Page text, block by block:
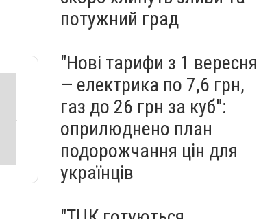
потужний град
"Нові тарифи з 1 вересня
— електрика по 7,6 грн,
газ до 26 грн за куб":
оприлюднено план
подорожчання цін для
українців